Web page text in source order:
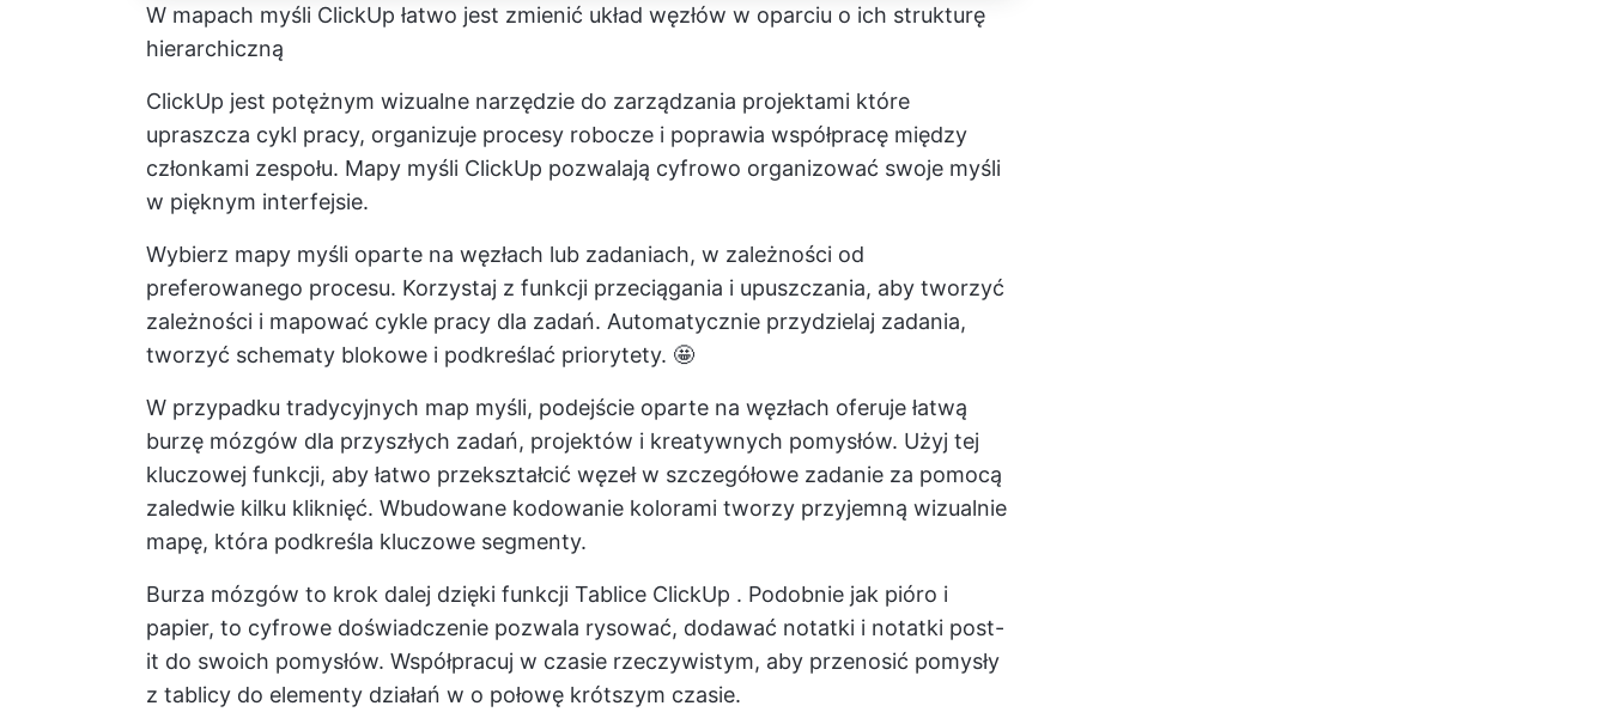
W mapach myśli ClickUp łatwo jest zmienić układ węzłów w oparciu o ich strukturę
hierarchiczną
ClickUp jest potężnym wizualne narzędzie do zarządzania projektami które
upraszcza cykl pracy, organizuje procesy robocze i poprawia współpracę między
członkami zespołu. Mapy myśli ClickUp pozwalają cyfrowo organizować swoje myśli
w pięknym interfejsie.
Wybierz mapy myśli oparte na węzłach lub zadaniach, w zależności od
preferowanego procesu. Korzystaj z funkcji przeciągania i upuszczania, aby tworzyć
zależności i mapować cykle pracy dla zadań. Automatycznie przydzielaj zadania,
tworzyć schematy blokowe i podkreślać priorytety. 🤩
W przypadku tradycyjnych map myśli, podejście oparte na węzłach oferuje łatwą
burzę mózgów dla przyszłych zadań, projektów i kreatywnych pomysłów. Użyj tej
kluczowej funkcji, aby łatwo przekształcić węzeł w szczegółowe zadanie za pomocą
zaledwie kilku kliknięć. Wbudowane kodowanie kolorami tworzy przyjemną wizualnie
mapę, która podkreśla kluczowe segmenty.
Burza mózgów to krok dalej dzięki funkcji Tablice ClickUp . Podobnie jak pióro i
papier, to cyfrowe doświadczenie pozwala rysować, dodawać notatki i notatki post-
it do swoich pomysłów. Współpracuj w czasie rzeczywistym, aby przenosić pomysły
z tablicy do elementy działań w o połowę krótszym czasie.